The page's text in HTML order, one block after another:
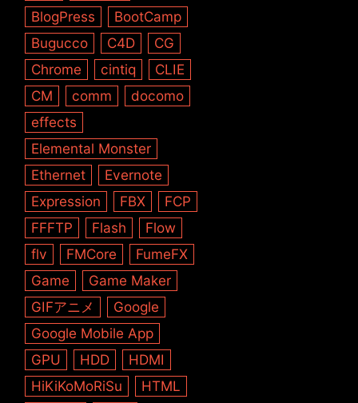
BlogPress
BootCamp
Bugucco
C4D
CG
Chrome
cintiq
CLIE
CM
comm
docomo
effects
Elemental Monster
Ethernet
Evernote
Expression
FBX
FCP
FFFTP
Flash
Flow
flv
FMCore
FumeFX
Game
Game Maker
GIFアニメ
Google
Google Mobile App
GPU
HDD
HDMI
HiKiKoMoRiSu
HTML